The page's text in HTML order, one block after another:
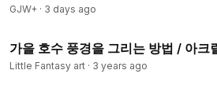
GJW+ · 3 days ago
가을 호수 풍경을 그리는 방법 / 아크
Little Fantasy art · 3 years ago